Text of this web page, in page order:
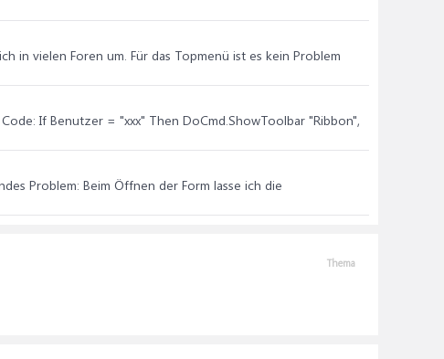
in vielen Foren um. Für das Topmenü ist es kein Problem
If Benutzer = "xxx" Then DoCmd.ShowToolbar "Ribbon",
Problem: Beim Öffnen der Form lasse ich die
Thema